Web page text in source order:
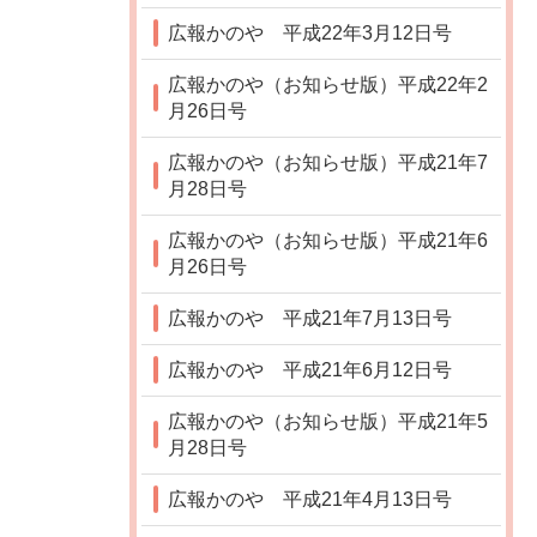
広報かのや 平成22年3月12日号
広報かのや（お知らせ版）平成22年2
月26日号
広報かのや（お知らせ版）平成21年7
月28日号
広報かのや（お知らせ版）平成21年6
月26日号
広報かのや 平成21年7月13日号
広報かのや 平成21年6月12日号
広報かのや（お知らせ版）平成21年5
月28日号
広報かのや 平成21年4月13日号